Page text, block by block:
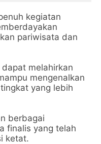
kegiatan
pariwisata dan
melahirkan
mengenalkan
yang lebih
berbagai
finalis yang telah
ketat.